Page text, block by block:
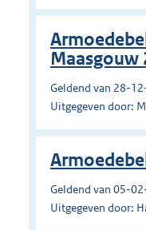
Maasgouw
Geldend van 28-
Uitgegeven door:
Geldend van 05-
Uitgegeven door: